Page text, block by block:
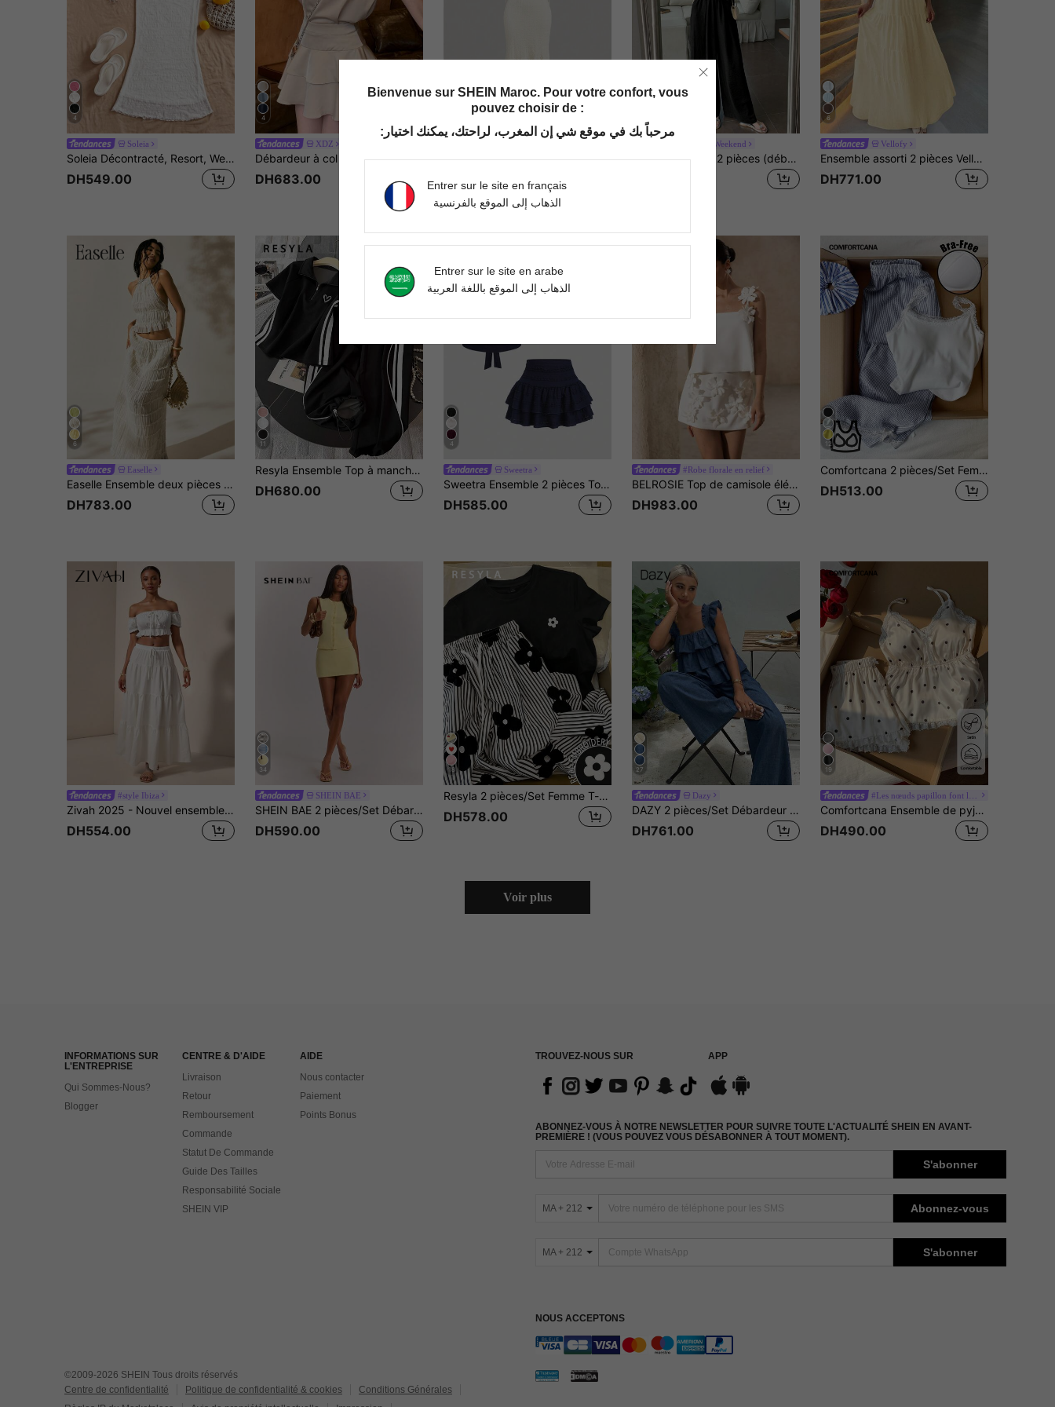
4
Soleia
Soleia Décontracté, Resort, Western, Plage, Invité de mariage, Remise des diplômes, Brunch, Saint-Patrick, Vacances de printemps, Pâques, Festival de musique, Boho tropical élégant, Resort élégant, Texture de tricot en dentelle élégante, Ensemble 2 pièces, Pour le printemps et l'été
DH549.00
4
XDZ
Débardeur à col ras-du-cou sans manches et jupe à volants 2 pièces pour femmes, élégant pour l'été
DH683.00
SHEIN MOD Ensemble plage d'été à ourlet asymétrique, texture jacquard et décoration nœud coulissant sur le côté, ensemble à queue de poisson volantée à ourlet irrégulier avec ceinture élastique, hauts bustier mignons en style milkmaid, ensemble style "old money" Bridgerton
DH782.00
Dazy Weekend
DAZY Ensemble 2 pièces (débardeur et pantalon) femme, couleur unie, décontracté, pour l'été. Ensemble de détente pour femmes, short sets pour femmes
6
Vellofy
Ensemble assorti 2 pièces Vellofy pour femmes, couleur crème jaune d'automne, top camisole à volants et jupe longue à volants avec taille élastique, pour les vacances, les rendez-vous et les fêtes
DH771.00
6
Easelle
Easelle Ensemble deux pièces pour femme pour le port quotidien
DH783.00
11
Resyla Ensemble Top à manches courtes avec col montant + pantalon décontracté
DH680.00
4
Sweetra
Sweetra Ensemble 2 pièces Top sans manches plissé et mini-jupe de couleur unie pour femmes
DH585.00
#Robe florale en relief
BELROSIE Top de camisole élégant minimaliste avec décoration de fleurs 3D faites à la main et jupe mini assortie avec décoration de fleurs 3D, ensemble 2 pièces polyvalent, sophistiqué et romantique pour femmes
DH983.00
12
Comfortcana 2 pièces/Set Femme Débardeur Casual à Bordure en Dentelle et Pantalon Rayé Bleu et Blanc, Ensemble 2 Pièces pour la Rentrée Scolaire
DH513.00
#style Ibiza
Zivah 2025 - Nouvel ensemble estival et printanier décontracté pour festival de musique de rue et Pâques. Top à épaules dénudées froissé et volants, jupe longue à volants à attacher à la taille. Tenue de vacances chic et mignonne pour la plage ou un rendez-vous. Ensemble femme deux pièces
DH554.00
34
SHEIN BAE
SHEIN BAE 2 pièces/Set Débardeur tricoté rayé décontracté et mini-jupe taille basse, convient pour le brunch, les sorties, les rendez-vous, les trajets, les vacances en croisière, idéal pour l'escapade à l'île d'Ibiza des femmes. Ensemble jaune
DH590.00
18
Resyla 2 pièces/Set Femme T-shirt à imprimé floral et pantalon rayé
DH578.00
27
Dazy
DAZY 2 pièces/Set Débardeur court à volants mode femme et pantalon large à taille haute avec lien à la taille. Ensemble de détente d'été pour femme, tenues de vacances pour femme
DH761.00
19
Comfortcana Ensemble de pyjama élégant en satin à pois noir et blanc pour femmes avec soutien-gorge rembourré, débardeur à bordure en dentelle & short pour le sommeil d'été, les vacances & les tenues de plage
DH490.00
Voir plus
INFORMATIONS SUR
L'ENTREPRISE
Qui Sommes-Nous?
Blogger
CENTRE & D'AIDE
Livraison
Retour
Remboursement
Commande
Statut De Commande
Guide Des Tailles
Responsabilité Sociale
SHEIN VIP
AIDE
Nous contacter
Paiement
Points Bonus
TROUVEZ-NOUS SUR APP
ABONNEZ-VOUS À NOTRE NEWSLETTER POUR SUIVRE TOUTE L'ACTUALITÉ SHEIN EN AVANT-
PREMIÈRE ! (VOUS POUVEZ VOUS DÉSABONNER À TOUT MOMENT).
S'abonner
MA + 212 Abonnez-vous
MA + 212 S'abonner
NOUS ACCEPTONS
©2009-2026 SHEIN Tous droits réservés
Centre de confidentialité
Politique de confidentialité & cookies
Conditions Générales
Bienvenue sur SHEIN Maroc. Pour votre confort, vous
pouvez choisir de :
مرحباً بك في موقع شي إن المغرب، لراحتك، يمكنك اختيار:
Entrer sur le site en français
الذهاب إلى الموقع بالفرنسية
Entrer sur le site en arabe
الذهاب إلى الموقع باللغة العربية